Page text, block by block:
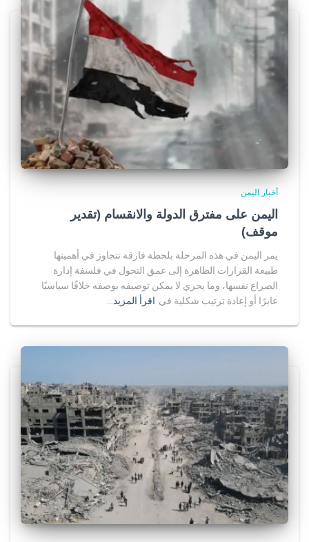
أخبار اليمن
اليمن على مفترق الدولة والانقسام (تقدير
موقف)
يمر اليمن في هذه المرحلة بلحظة فارقة تتجاوز في أهميتها
طبيعة القرارات الظاهرة إلى عمق التحول في فلسفة إدارة
الصراع نفسها، وما يجري لا يمكن توصيفه بوصفه خلافًا سياسيًا
عابرًا أو إعادة ترتيب شكلية في اقرأ المزيد…